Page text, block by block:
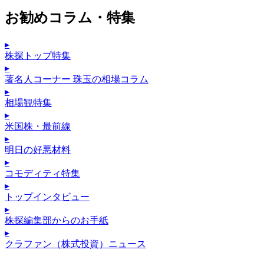
お勧めコラム・特集
▸
株探トップ特集
▸
著名人コーナー 珠玉の相場コラム
▸
相場観特集
▸
米国株・最前線
▸
明日の好悪材料
▸
コモディティ特集
▸
トップインタビュー
▸
株探編集部からのお手紙
▸
クラファン（株式投資）ニュース